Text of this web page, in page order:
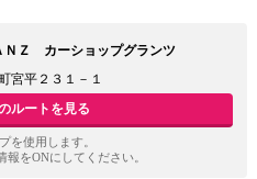
Ｚ カーショップグランツ
宮平２３１－１
ルートを見る
を使用します。
報をONにしてください。